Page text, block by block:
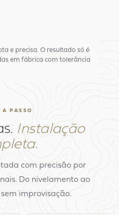
e precisa. O resultado só é
em fábrica com tolerância
A PASSO
Instalação
com precisão por
Do nivelamento ao
improvisação.